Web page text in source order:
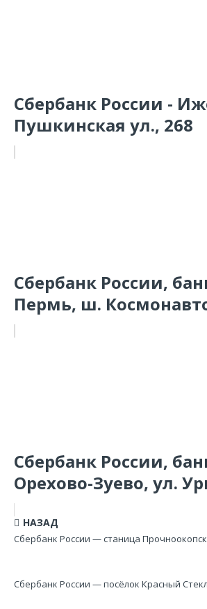
Сбербанк России -
Пушкинская ул., 268
Сбербанк России,
Пермь, ш.
Сбербанк России,
Орехово-Зуево, ул.
НАЗАД
Сбербанк России — станица
Сбербанк России — посёлок Красный